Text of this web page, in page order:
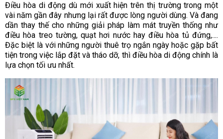
Điều hòa di động dù mới xuất hiện trên thị trường trong một
vài năm gần đây nhưng lại rất được lòng người dùng. Và đang
dần thay thế cho những giải pháp làm mát truyền thống như
điều hòa treo tường, quạt hơi nước hay điều hòa tủ đứng,....
Đặc biệt là với những người thuê trọ ngắn ngày hoặc gặp bất
tiện trong việc lắp đặt và tháo dỡ, thì điều hòa di động chính là
lựa chọn tối ưu nhất.